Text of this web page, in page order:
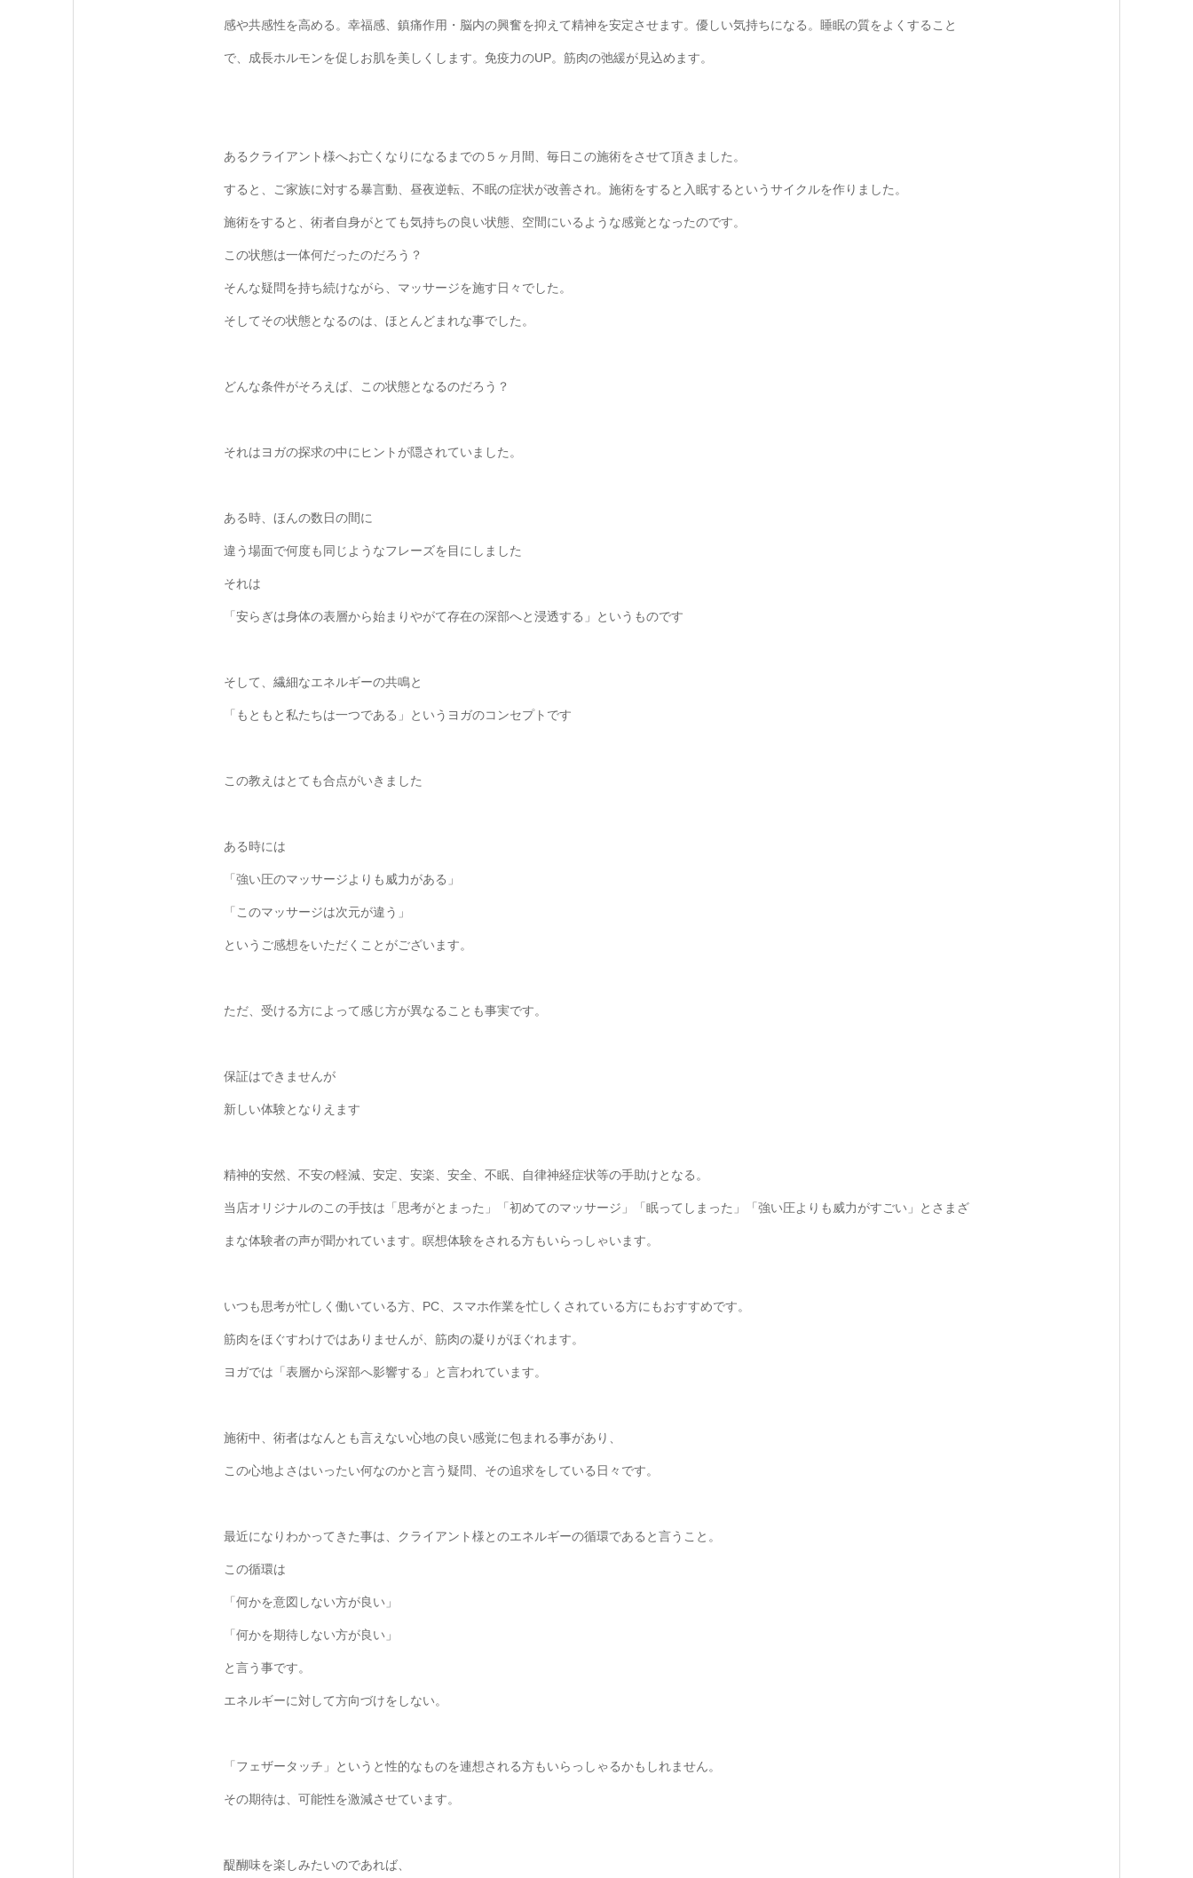
感や共感性を高める。幸福感、鎮痛作用・脳内の興奮を抑えて精神を安定させます。優しい気持ちになる。睡眠の質をよくすること
で、成長ホルモンを促しお肌を美しくします。免疫力のUP。筋肉の弛緩が見込めます。
あるクライアント様へお亡くなりになるまでの５ヶ月間、毎日この施術をさせて頂きました。
すると、ご家族に対する暴言動、昼夜逆転、不眠の症状が改善され。施術をすると入眠するというサイクルを作りました。
施術をすると、術者自身がとても気持ちの良い状態、空間にいるような感覚となったのです。
この状態は一体何だったのだろう？
そんな疑問を持ち続けながら、マッサージを施す日々でした。
そしてその状態となるのは、ほとんどまれな事でした。
どんな条件がそろえば、この状態となるのだろう？
それはヨガの探求の中にヒントが隠されていました。
ある時、ほんの数日の間に
違う場面で何度も同じようなフレーズを目にしました
それは
「安らぎは身体の表層から始まりやがて存在の深部へと浸透する」というものです
そして、繊細なエネルギーの共鳴と
「もともと私たちは一つである」というヨガのコンセプトです
この教えはとても合点がいきました
ある時には
「強い圧のマッサージよりも威力がある」
「このマッサージは次元が違う」
というご感想をいただくことがございます。
ただ、受ける方によって感じ方が異なることも事実です。
保証はできませんが
新しい体験となりえます
精神的安然、不安の軽減、安定、安楽、安全、不眠、自律神経症状等の手助けとなる。
当店オリジナルのこの手技は「思考がとまった」「初めてのマッサージ」「眠ってしまった」「強い圧よりも威力がすごい」とさまざ
まな体験者の声が聞かれています。瞑想体験をされる方もいらっしゃいます。
いつも思考が忙しく働いている方、PC、スマホ作業を忙しくされている方にもおすすめです。
筋肉をほぐすわけではありませんが、筋肉の凝りがほぐれます。
ヨガでは「表層から深部へ影響する」と言われています。
施術中、術者はなんとも言えない心地の良い感覚に包まれる事があり、
この心地よさはいったい何なのかと言う疑問、その追求をしている日々です。
最近になりわかってきた事は、クライアント様とのエネルギーの循環であると言うこと。
この循環は
「何かを意図しない方が良い」
「何かを期待しない方が良い」
と言う事です。
エネルギーに対して方向づけをしない。
「フェザータッチ」というと性的なものを連想される方もいらっしゃるかもしれません。
その期待は、可能性を激減させています。
醍醐味を楽しみたいのであれば、